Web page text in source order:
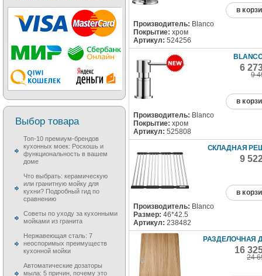
в
Производитель: Blanco
Покрытие: хром
Артикул: 524256
6
9
в
Производитель: Blanco
Покрытие: хром
Артикул: 525808
СКЛАДНАЯ
9
в
Производитель: Blanco
Размер: 46*42.5
Артикул: 238482
РАЗДЕЛОЧНАЯ
16
24
Выбор товара
Топ-10 премиум-брендов
кухонных моек: Роскошь и
функциональность в вашем
доме
Что выбрать: керамическую
или гранитную мойку для
кухни? Подробный гид по
сравнению
Советы по уходу за кухонными
мойками из гранита
Нержавеющая сталь: 7
неоспоримых преимуществ
кухонной мойки
Автоматические дозаторы
мыла: 5 причин, почему это